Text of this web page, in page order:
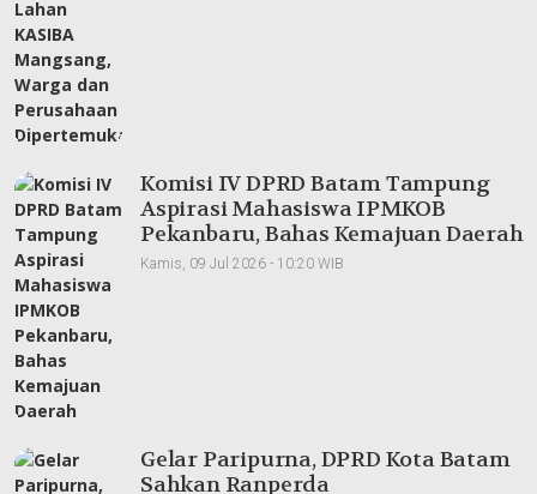
Komisi IV DPRD Batam Tampung
Aspirasi Mahasiswa IPMKOB
Pekanbaru, Bahas Kemajuan Daerah
Kamis, 09 Jul 2026 - 10:20 WIB
Gelar Paripurna, DPRD Kota Batam
Sahkan Ranperda